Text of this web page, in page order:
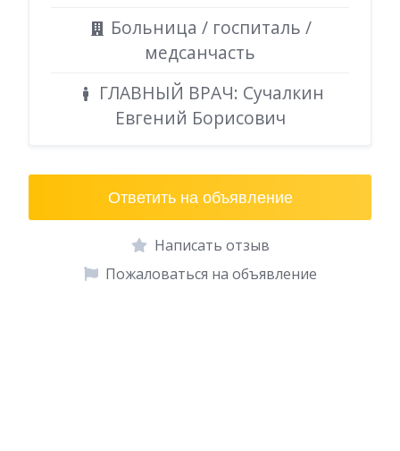
Больница / госпиталь /
медсанчасть
ГЛАВНЫЙ ВРАЧ: Сучалкин
Евгений Борисович
Ответить на объявление
Написать отзыв
Пожаловаться на объявление